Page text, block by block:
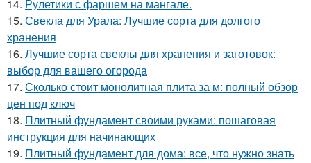
14. Рулетики с фаршем на мангале.
15. Свекла для Урала: Лучшие сорта для долгого
хранения
16. Лучшие сорта свеклы для хранения и заготовок:
выбор для вашего огорода
17. Сколько стоит монолитная плита за м: полный обзор
цен под ключ
18. Плитный фундамент своими руками: пошаговая
инструкция для начинающих
19. Плитный фундамент для дома: все, что нужно знать